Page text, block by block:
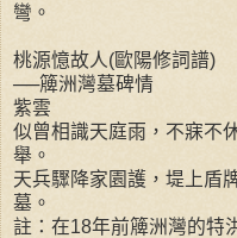
彎。
桃源憶故人(歐陽修詞譜)
──簰洲灣墓碑情
紫雲
似曾相識天庭雨，不寐不
舉。
天兵驟降家園護，堤上盾
墓。
註：在18年前簰洲灣的特